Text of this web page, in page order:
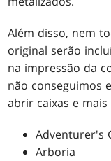
Além disso, nem
original serão
na impressão da
não conseguimos
abrir caixas e mais
Adventurer's
Arboria